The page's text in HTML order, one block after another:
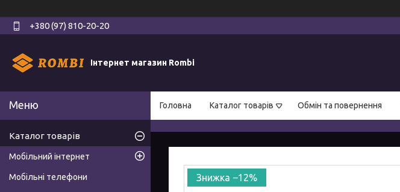
+380 (97) 810-20-20
Інтернет магазин Rombi
Головна Каталог товарів Обмін та повернення
–12%
Каталог товарів
Мобільний інтернет
Мобільні телефони